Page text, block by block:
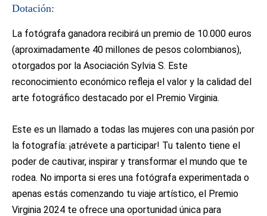
Dotación:
La fotógrafa ganadora recibirá un premio de 10.000 euros
(aproximadamente 40 millones de pesos colombianos),
otorgados por la Asociación Sylvia S. Este
reconocimiento económico refleja el valor y la calidad del
arte fotográfico destacado por el Premio Virginia.
Este es un llamado a todas las mujeres con una pasión por
la fotografía: ¡atrévete a participar! Tu talento tiene el
poder de cautivar, inspirar y transformar el mundo que te
rodea. No importa si eres una fotógrafa experimentada o
apenas estás comenzando tu viaje artístico, el Premio
Virginia 2024 te ofrece una oportunidad única para